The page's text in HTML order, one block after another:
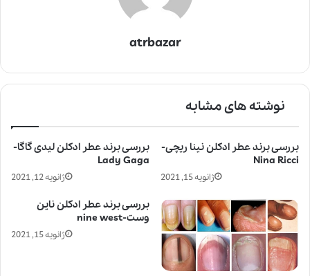
atrbazar
نوشته های مشابه
بررسی برند عطر ادکلن لیدی گاگا-
Lady Gaga
ژانویه 12, 2021
بررسی برند عطر ادکلن نینا ریچی-
Nina Ricci
ژانویه 15, 2021
بررسی برند عطر ادکلن ناین
وست-nine west
ژانویه 15, 2021